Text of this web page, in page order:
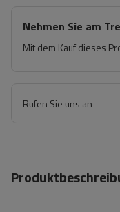
Nehmen Sie am
Mit dem Kauf dieses
Rufen Sie uns an